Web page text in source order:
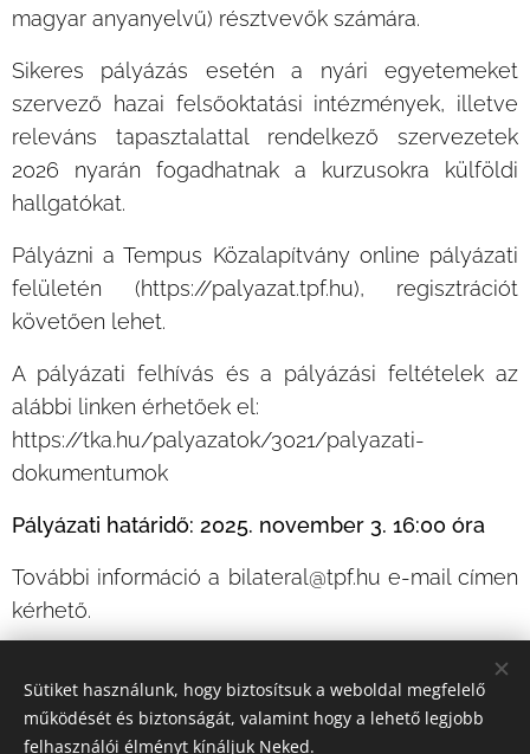
magyar anyanyelvű) résztvevők számára.
Sikeres pályázás esetén a nyári egyetemeket
szervező hazai felsőoktatási intézmények, illetve
releváns tapasztalattal rendelkező szervezetek
2026 nyarán fogadhatnak a kurzusokra külföldi
hallgatókat.
Pályázni a Tempus Közalapítvány online pályázati
felületén (https://palyazat.tpf.hu), regisztrációt
követően lehet.
A pályázati felhívás és a pályázási feltételek az
alábbi linken érhetőek el:
https://tka.hu/palyazatok/3021/palyazati-
dokumentumok
Pályázati határidő: 2025. november 3. 16:00 óra
További információ a bilateral@tpf.hu e-mail címen
kérhető.
Share
Sütiket használunk, hogy biztosítsuk a weboldal megfelelő
működését és biztonságát, valamint hogy a lehető legjobb
felhasználói élményt kínáljuk Neked.